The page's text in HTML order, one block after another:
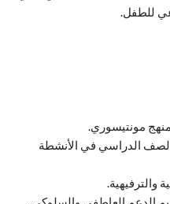
للطفل.
مونتيسوري.
الدراسي في الأنشطة
والترفيهية.